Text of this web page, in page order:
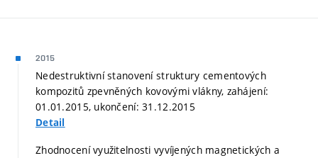
2015
Nedestruktivní stanovení struktury cementových
kompozitů zpevněných kovovými vlákny, zahájení:
01.01.2015, ukončení: 31.12.2015
Detail
Zhodnocení využitelnosti vyvíjených magnetických a